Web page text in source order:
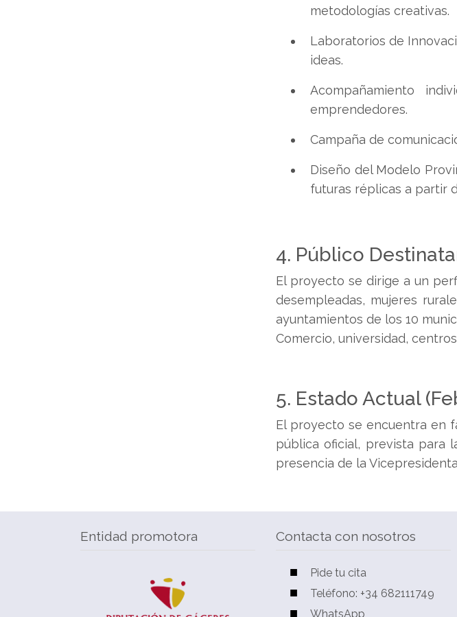
metodologías creativas.
Laboratorios de
ideas.
Acompañamiento
emprendedores.
Campaña de
Diseño del Modelo
futuras réplicas a partir
4. Público
El proyecto se dirige a un
desempleadas, mujeres
ayuntamientos de los 10
Comercio, universidad,
5. Estado Actual
El proyecto se encuentra en
pública oficial, prevista para
presencia de la
Entidad promotora Contacta con nosotros
Pide tu cita
Teléfono: +34 682111749
WhatsApp